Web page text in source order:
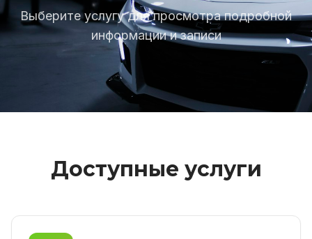
Выберите услугу для просмотра подробной
информации и записи
Доступные услуги